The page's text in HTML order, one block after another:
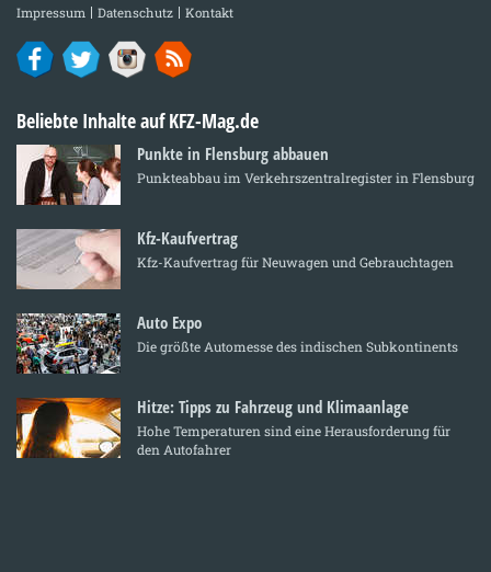
Impressum Datenschutz Kontakt
Beliebte Inhalte auf KFZ-Mag.de
Punkte in Flensburg abbauen
Punkteabbau im Verkehrszentralregister in Flensburg
Kfz-Kaufvertrag
Kfz-Kaufvertrag für Neuwagen und Gebrauchtagen
Auto Expo
Die größte Automesse des indischen Subkontinents
Hitze: Tipps zu Fahrzeug und Klimaanlage
Hohe Temperaturen sind eine Herausforderung für
den Autofahrer